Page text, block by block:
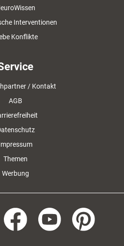
Interventionen
Konflikte
/ Kontakt
AGB
Themen
Werbung